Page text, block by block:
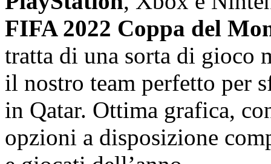
FIFA 2022 Coppa del
tratta di una sorta di gioco
il nostro team perfetto per
in Qatar. Ottima grafica,
opzioni a disposizione